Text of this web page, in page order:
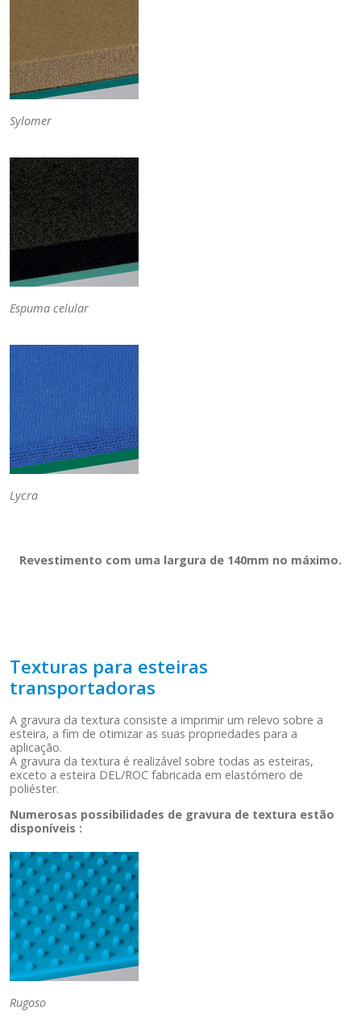
Sylomer
Espuma celular
Lycra
Revestimento com uma largura de 140mm no máximo.
Texturas para esteiras
transportadoras
A gravura da textura consiste a imprimir um relevo sobre a
esteira, a fim de otimizar as suas propriedades para a
aplicação.
A gravura da textura é realizável sobre todas as esteiras,
exceto a esteira DEL/ROC fabricada em elastómero de
poliéster.
Numerosas possibilidades de gravura de textura estão
disponíveis :
Rugoso